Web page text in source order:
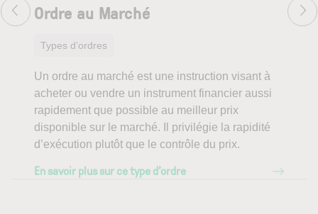
Ordre au Marché
Types d’ordres
Un ordre au marché est une instruction visant à
acheter ou vendre un instrument financier aussi
rapidement que possible au meilleur prix
disponible sur le marché. Il privilégie la rapidité
d’exécution plutôt que le contrôle du prix.
En savoir plus sur ce type d’ordre